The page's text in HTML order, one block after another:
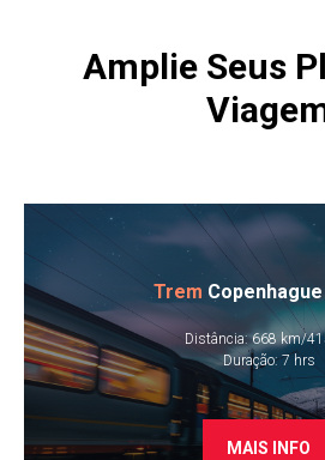
Amplie Seus
Trem Copenhague
​Distância: 668 km/
​Duração: 7 hrs
MAIS INFO